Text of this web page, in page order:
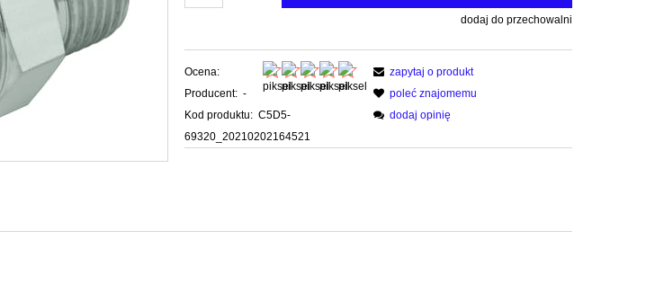
dodaj do przechowalni
Ocena:
Producent: -
Kod produktu: C5D5-
69320_20210202164521
zapytaj o produkt
poleć znajomemu
dodaj opinię